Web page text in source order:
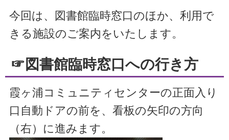
今回は、図書館臨時窓口のほか、利用で
きる施設のご案内をいたします。
☞図書館臨時窓口への行き方
霞ヶ浦コミュニティセンターの正面入り
口自動ドアの前を、看板の矢印の方向
（右）に進みます。